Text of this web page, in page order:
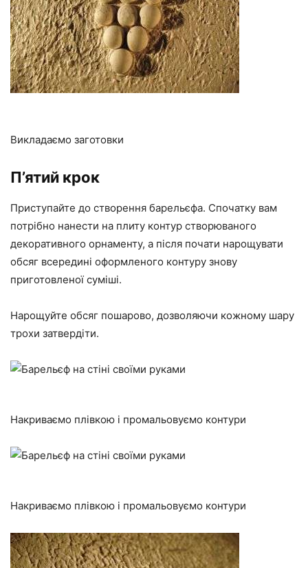
Викладаємо заготовки
П’ятий крок
Приступайте до створення барельєфа. Спочатку вам
потрібно нанести на плиту контур створюваного
декоративного орнаменту, а після почати нарощувати
обсяг всередині оформленого контуру знову
приготовленої суміші.
Нарощуйте обсяг пошарово, дозволяючи кожному шару
трохи затвердіти.
Накриваємо плівкою і промальовуємо контури
Накриваємо плівкою і промальовуємо контури